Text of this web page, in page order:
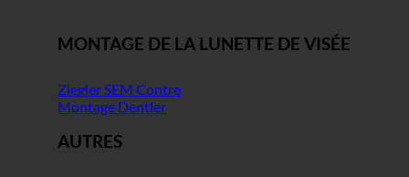
MONTAGE DE LA LUNETTE DE VISÉE
Ziegler SEM Contre
Montage Dentler
AUTRES